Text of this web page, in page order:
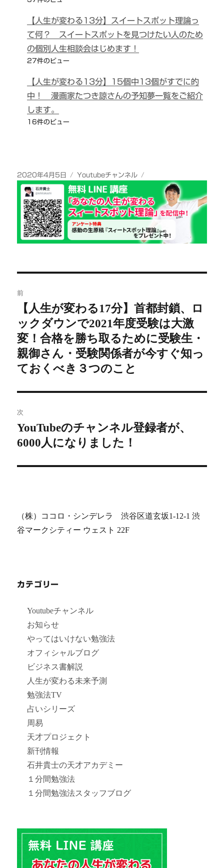
【人生が変わる13分】スイートスポット理論っ
て何？ スイートスポットを見つけたい人のため
の個別人生相談会はじめます！
27件のビュー
【人生が変わる13分】15個中13個がすでに的
中！ 漫画家たつき諒さんの予知夢一覧をご紹介
します。
16件のビュー
投
稿
2020年4月5日
カ
テ
ゴ
リ
ー
Youtubeチャンネル
稿
ナ
ビ
ゲ
ー
シ
ョ
前
の
投
稿:
【人生が変わる17分】首都封鎖、ロ
ックダウンで2021年度受験は大激
変！合格を勝ち取るために受験生・
親御さん・受験関係者が今すぐ知っ
ておくべき３つのこと
次
次
の
稿:
YouTubeのチャンネル登録者が、
6000人になりました！
（株）ココロ・シンデレラ 渋谷区道玄坂1-12-1 渋
谷マークシティー ウェスト 22F
カテゴリー
Youtubeチャンネル
お知らせ
やってはいけない勉強法
オフィシャルブログ
ビジネス書解説
人生が変わる未来予測
勉強法TV
占いシリーズ
周易
天才プロジェクト
新刊情報
石井貴士の天才アカデミー
１分間勉強法
１分間勉強法スタッフブログ